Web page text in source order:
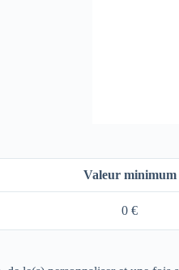
Valeur minimum
0 €